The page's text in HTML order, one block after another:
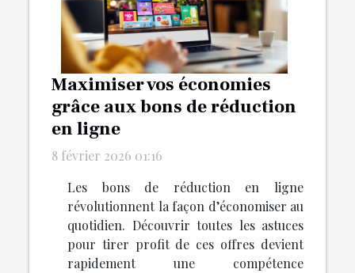
Maximiser vos économies
grâce aux bons de réduction
en ligne
8 février 2026 01:16
Les bons de réduction en ligne
révolutionnent la façon d’économiser au
quotidien. Découvrir toutes les astuces
pour tirer profit de ces offres devient
rapidement une compétence